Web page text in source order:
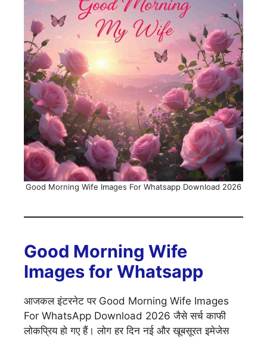
Good Morning Wife Images For Whatsapp Download 2026
Good Morning Wife
Images for Whatsapp
आजकल इंटरनेट पर Good Morning Wife Images
For WhatsApp Download 2026 जैसे सर्च काफी
लोकप्रिय हो गए हैं। लोग हर दिन नई और खूबसूरत इमेजेस